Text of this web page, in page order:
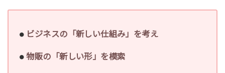
ビジネスの「新しい仕組み」を考え
物販の「新しい形」を模索